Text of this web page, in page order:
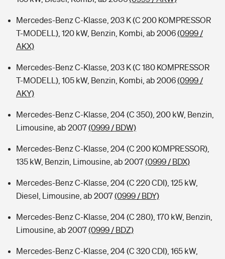
Mercedes-Benz C-Klasse, 203 K (C 200 KOMPRESSOR
T-MODELL), 120 kW, Benzin, Kombi, ab 2006(0999 /
AKX)
Mercedes-Benz C-Klasse, 203 K (C 180 KOMPRESSOR
T-MODELL), 105 kW, Benzin, Kombi, ab 2006(0999 /
AKY)
Mercedes-Benz C-Klasse, 204 (C 350), 200 kW, Benzin,
Limousine, ab 2007(0999 / BDW)
Mercedes-Benz C-Klasse, 204 (C 200 KOMPRESSOR),
135 kW, Benzin, Limousine, ab 2007(0999 / BDX)
Mercedes-Benz C-Klasse, 204 (C 220 CDI), 125 kW,
Diesel, Limousine, ab 2007(0999 / BDY)
Mercedes-Benz C-Klasse, 204 (C 280), 170 kW, Benzin,
Limousine, ab 2007(0999 / BDZ)
Mercedes-Benz C-Klasse, 204 (C 320 CDI), 165 kW,